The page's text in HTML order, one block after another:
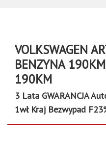
VOLKSWAGEN
BENZYNA
190KM
3 Lata GWARANCJA
1wł Kraj Bezwypad